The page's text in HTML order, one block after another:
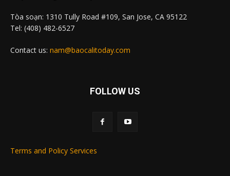
Tòa soạn: 1310 Tully Road #109, San Jose, CA 95122
Tel: (408) 482-6527
Contact us: nam@baocalitoday.com
FOLLOW US
Terms and Policy Services